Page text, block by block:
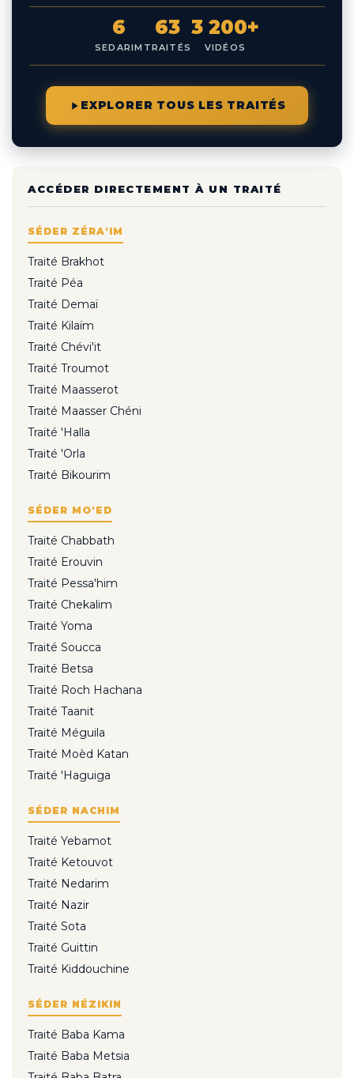
6
SEDARIM
63
TRAITÉS
3 200+
VIDÉOS
EXPLORER TOUS LES TRAITÉS
ACCÉDER DIRECTEMENT À UN TRAITÉ
SÉDER ZÉRA'IM
Traité Brakhot
Traité Péa
Traité Demaï
Traité Kilaïm
Traité Chévi'it
Traité Troumot
Traité Maasserot
Traité Maasser Chéni
Traité 'Halla
Traité 'Orla
Traité Bikourim
SÉDER MO'ED
Traité Chabbath
Traité Erouvin
Traité Pessa'him
Traité Chekalim
Traité Yoma
Traité Soucca
Traité Betsa
Traité Roch Hachana
Traité Taanit
Traité Méguila
Traité Moèd Katan
Traité 'Haguiga
SÉDER NACHIM
Traité Yebamot
Traité Ketouvot
Traité Nedarim
Traité Nazir
Traité Sota
Traité Guittin
Traité Kiddouchine
SÉDER NÉZIKIN
Traité Baba Kama
Traité Baba Metsia